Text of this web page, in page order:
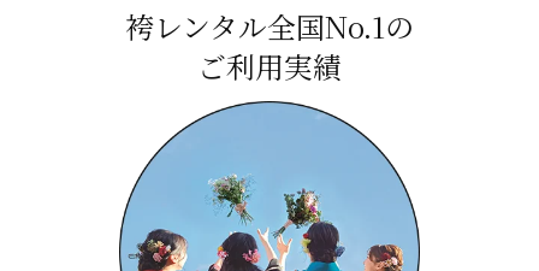
袴レンタル全国No.1の
ご利用実績